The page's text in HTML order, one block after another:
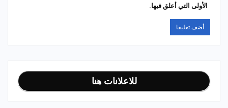
الأولى التي أعلق فيها.
للاعلانات هنا